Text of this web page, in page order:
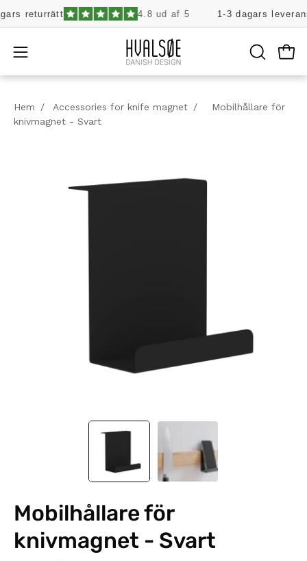
till
returrätt 4.8 ud af 5 1-3 dagars
Öppna
navigeringsmenyn
ÖPPNA
SÖKFÄLT
Hem / Accessories for knife magnet /
Mobilhållare för
knivmagnet - Svart
Mobilhållare för
knivmagnet - Svart